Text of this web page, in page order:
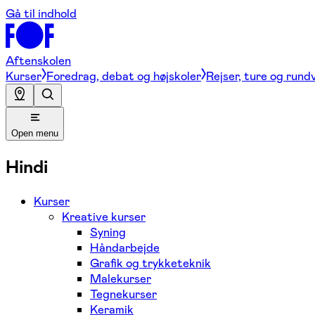
Gå til indhold
Aftenskolen
Kurser Foredrag, debat og højskoler Rejser, ture og
Open menu
Hindi
Kurser
Kreative kurser
Syning
Håndarbejde
Grafik og trykketeknik
Malekurser
Tegnekurser
Keramik